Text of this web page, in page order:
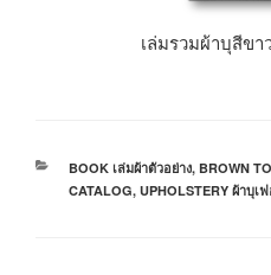
เล่มรวมผ้าบุสีขา
BOOK เล่มผ้าตัวอย่าง, BROWN
CATALOG, UPHOLSTERY ผ้าบุเ